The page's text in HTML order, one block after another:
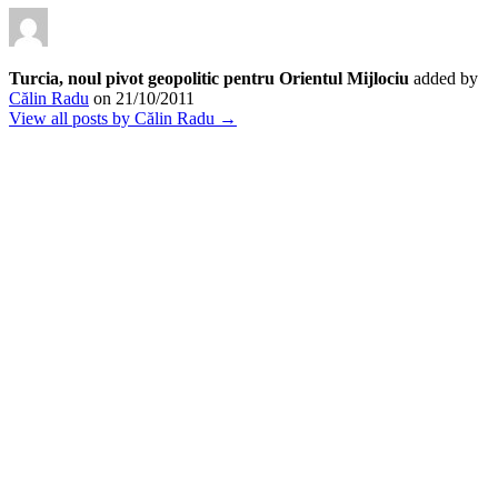
Turcia, noul pivot geopolitic pentru Orientul Mijlociu added by
Călin Radu on 21/10/2011
View all posts by Călin Radu →